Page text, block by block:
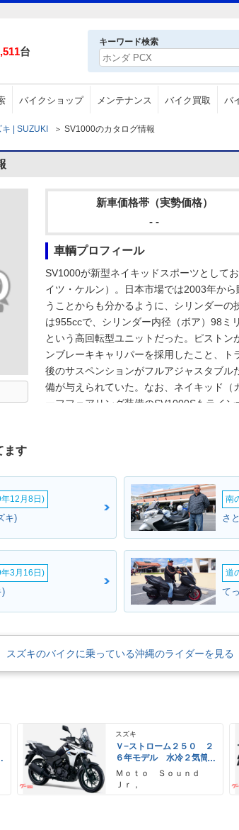
台
キーワード検索
バイクショップ メンテナンス バイク買取 バ
キ | SUZUKI ＞ SV1000のカタログ情報
新車価格帯（実勢価格）
- -
車輌プロフィール
SV1000が新型ネイキッドスポーツとして
イツ・ケルン）。日本市場では2003年か
うことからも分かるように、シリンダー
は955ccで、シリンダー内径（ボア）98ミ
という高回転型ユニットだった。ピスト
ンブレーキキャリパーを採用したこと、
後のサスペンションがフルアジャスタブ
備が与えられていた。なお、ネイキッド
ーフフェアリング装備のSV1000Sもライ
ます
12月8日)
キ)
南
3月16日)
)
道
て
スズキのバイクに乗っている沖縄のライダーを見る
スズキ
Ｖ−ストローム２５０ ２
６年モデル 水冷２気筒
エンジン ＬＥＤヘッド
ライト標準装備
Ｍｏｔｏ Ｓｏｕｎｄ
Ｊｒ，